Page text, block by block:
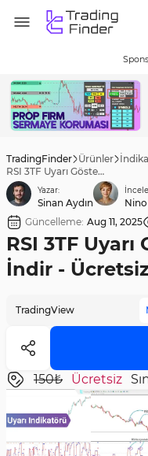
TradingFinder Ürünler
RSI 3TF Uyarı Göstergesi MT4 için İndir - Ücretsiz - [Trading Finder]
Yazar:
Sinan Aydın
Güncelleme: Aug 11, 2025
RSI 3TF
İndir -
TradingView
150₺ Ücretsiz